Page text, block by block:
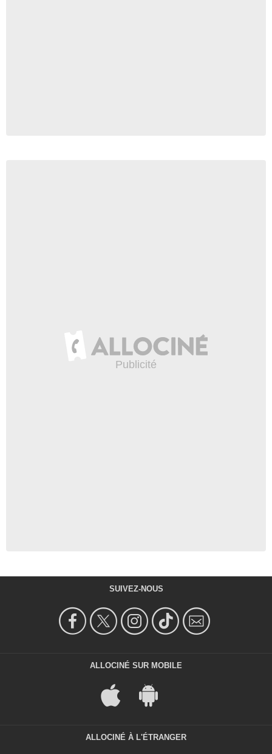
SUIVEZ-NOUS
ALLOCINÉ SUR MOBILE
ALLOCINÉ À L'ÉTRANGER